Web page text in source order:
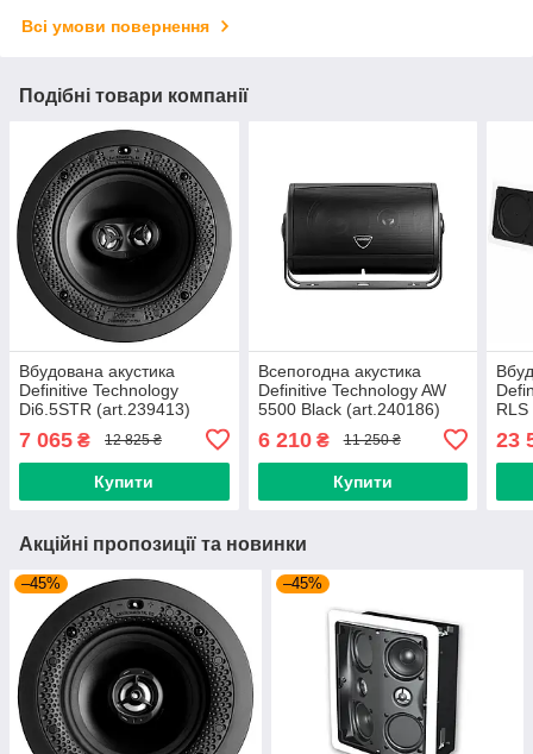
Всі умови повернення
Подібні товари компанії
Вбудована акустика
Definitive Technology
Di6.5STR (art.239413)
7 065 ₴ 12 825 ₴
Купити
Всепогодна акустика
Definitive Technology AW
5500 Black (art.240186)
6 210₴ 11 250 ₴
Купити
23
Акційні пропозиції та новинки
–45% –45%